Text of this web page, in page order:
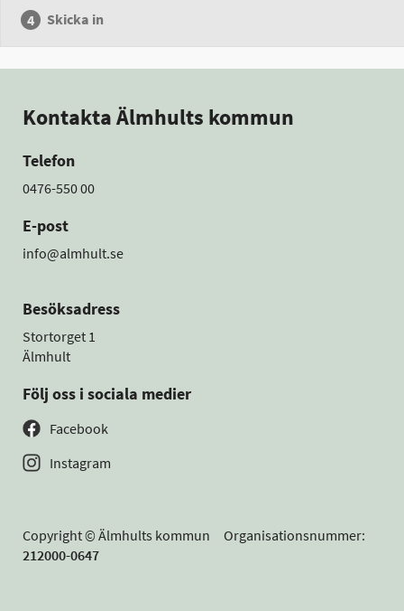
Skicka in
Kontakta Älmhults kommun
Telefon
0476-550 00
E-post
info@almhult.se
Besöksadress
Stortorget 1
Älmhult
Följ oss i sociala medier
Facebook
Instagram
Copyright © Älmhults kommun Organisationsnummer:
212000-0647